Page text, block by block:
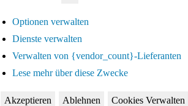
Optionen verwalten
Dienste verwalten
Verwalten von {vendor_count}-Lieferanten
Lese mehr über diese Zwecke
Akzeptieren Ablehnen Cookies Verwalten